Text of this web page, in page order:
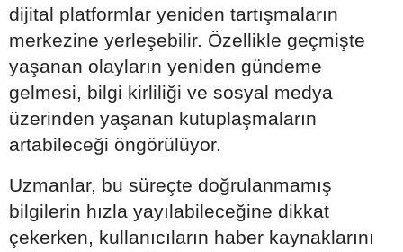
dijital platformlar yeniden tartışmaların
merkezine yerleşebilir. Özellikle geçmişte
yaşanan olayların yeniden gündeme
gelmesi, bilgi kirliliği ve sosyal medya
üzerinden yaşanan kutuplaşmaların
artabileceği öngörülüyor.
Uzmanlar, bu süreçte doğrulanmamış
bilgilerin hızla yayılabileceğine dikkat
çekerken, kullanıcıların haber kaynaklarını